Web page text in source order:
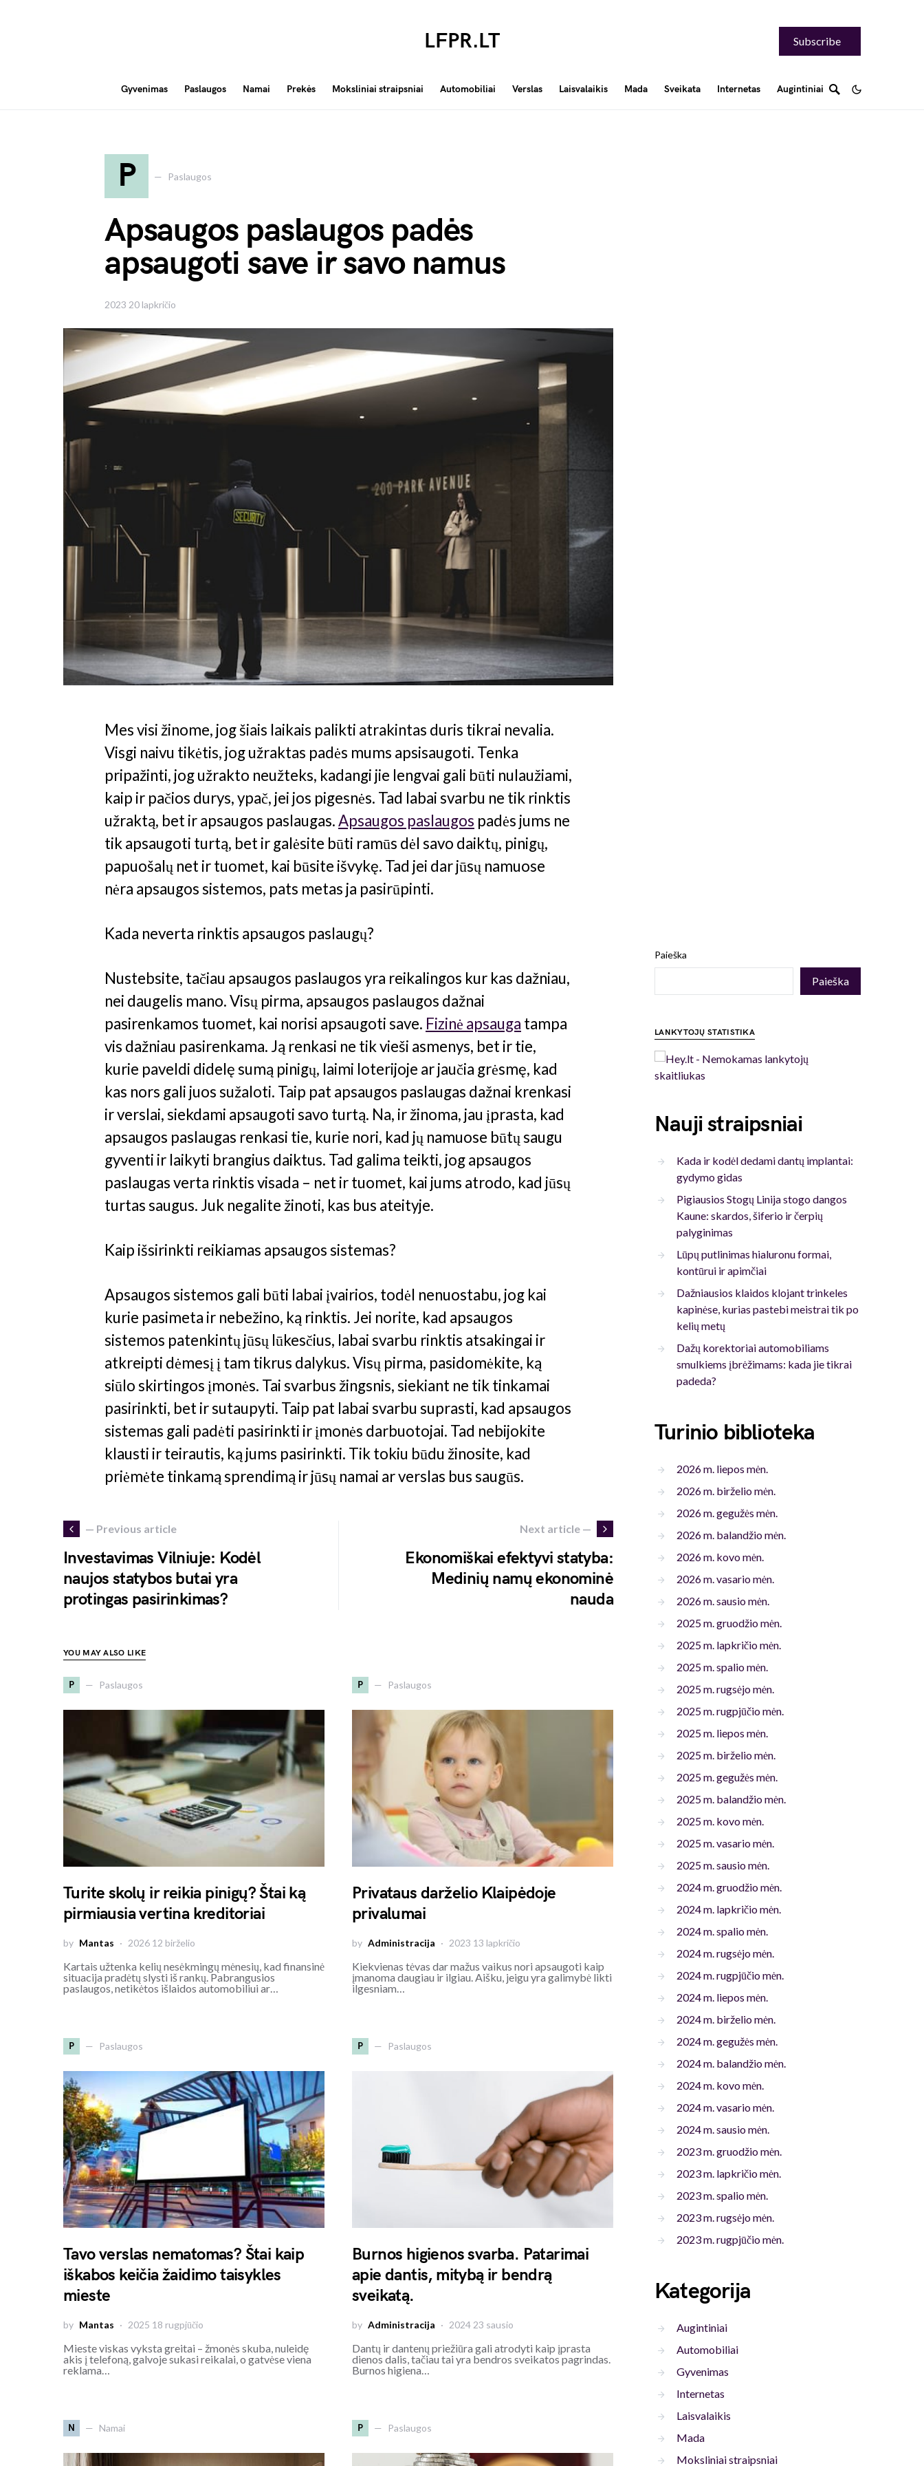
LFPR.LT Subscribe
Gyvenimas Paslaugos Namai Prekės Moksliniai straipsniai Automobiliai Verslas Laisvalaikis Mada Sveikata Internetas Augintiniai
P Paslaugos
Apsaugos paslaugos padės
apsaugoti save ir savo namus
2023 20 lapkričio
Mes visi žinome, jog šiais laikais palikti atrakintas duris tikrai nevalia.
Visgi naivu tikėtis, jog užraktas padės mums apsisaugoti. Tenka
pripažinti, jog užrakto neužteks, kadangi jie lengvai gali būti nulaužiami,
kaip ir pačios durys, ypač, jei jos pigesnės. Tad labai svarbu ne tik rinktis
užraktą, bet ir apsaugos paslaugas.Apsaugos paslaugos padės jums ne
tik apsaugoti turtą, bet ir galėsite būti ramūs dėl savo daiktų, pinigų,
papuošalų net ir tuomet, kai būsite išvykę. Tad jei dar jūsų namuose
nėra apsaugos sistemos, pats metas ja pasirūpinti.
Kada neverta rinktis apsaugos paslaugų?
Nustebsite, tačiau apsaugos paslaugos yra reikalingos kur kas dažniau,
nei daugelis mano. Visų pirma, apsaugos paslaugos dažnai
pasirenkamos tuomet, kai norisi apsaugoti save. Fizinė apsauga tampa
vis dažniau pasirenkama. Ją renkasi ne tik vieši asmenys, bet ir tie,
kurie paveldi didelę sumą pinigų, laimi loterijoje ar jaučia grėsmę, kad
kas nors gali juos sužaloti. Taip pat apsaugos paslaugas dažnai krenkasi
ir verslai, siekdami apsaugoti savo turtą. Na, ir žinoma, jau įprasta, kad
apsaugos paslaugas renkasi tie, kurie nori, kad jų namuose būtų saugu
gyventi ir laikyti brangius daiktus. Tad galima teikti, jog apsaugos
paslaugas verta rinktis visada – net ir tuomet, kai jums atrodo, kad jūsų
turtas saugus. Juk negalite žinoti, kas bus ateityje.
Kaip išsirinkti reikiamas apsaugos sistemas?
Apsaugos sistemos gali būti labai įvairios, todėl nenuostabu, jog kai
kurie pasimeta ir nebežino, ką rinktis. Jei norite, kad apsaugos
sistemos patenkintų jūsų lūkesčius, labai svarbu rinktis atsakingai ir
atkreipti dėmesį į tam tikrus dalykus. Visų pirma, pasidomėkite, ką
siūlo skirtingos įmonės. Tai svarbus žingsnis, siekiant ne tik tinkamai
pasirinkti, bet ir sutaupyti. Taip pat labai svarbu suprasti, kad apsaugos
sistemas gali padėti pasirinkti ir įmonės darbuotojai. Tad nebijokite
klausti ir teirautis, ką jums pasirinkti. Tik tokiu būdu žinosite, kad
priėmėte tinkamą sprendimą ir jūsų namai ar verslas bus saugūs.
— Previous article
Investavimas Vilniuje: Kodėl
naujos statybos butai yra
protingas pasirinkimas?
Next article —
Ekonomiškai efektyvi statyba:
Medinių namų ekonominė
nauda
YOU MAY ALSO LIKE
P Paslaugos
Turite skolų ir reikia pinigų? Štai ką
pirmiausia vertina kreditoriai
by Mantas 2026 12 birželio
Kartais užtenka kelių nesėkmingų mėnesių, kad finansinė
situacija pradėtų slysti iš rankų. Pabrangusios
paslaugos, netikėtos išlaidos automobiliui ar…
P Paslaugos
Privataus darželio Klaipėdoje
privalumai
by Administracija 2023 13 lapkričio
Kiekvienas tėvas dar mažus vaikus nori apsaugoti kaip
įmanoma daugiau ir ilgiau. Aišku, jeigu yra galimybė likti
ilgesniam…
P Paslaugos
Tavo verslas nematomas? Štai kaip
iškabos keičia žaidimo taisykles
mieste
by Mantas 2025 18 rugpjūčio
Mieste viskas vyksta greitai – žmonės skuba, nuleidę
akis į telefoną, galvoje sukasi reikalai, o gatvėse viena
reklama…
P Paslaugos
Burnos higienos svarba. Patarimai
apie dantis, mitybą ir bendrą
sveikatą.
by Administracija 2024 23 sausio
Dantų ir dantenų priežiūra gali atrodyti kaip įprasta
dienos dalis, tačiau tai yra bendros sveikatos pagrindas.
Burnos higiena…
N Namai P Paslaugos
Paieška
Paieška
LANKYTOJŲ STATISTIKA
Nauji straipsniai
Kada ir kodėl dedami dantų implantai:
gydymo gidas
Pigiausios Stogų Linija stogo dangos
Kaune: skardos, šiferio ir čerpių
palyginimas
Lūpų putlinimas hialuronu formai,
kontūrui ir apimčiai
Dažniausios klaidos klojant trinkeles
kapinėse, kurias pastebi meistrai tik po
kelių metų
Dažų korektoriai automobiliams
smulkiems įbrėžimams: kada jie tikrai
padeda?
Turinio biblioteka
2026 m. liepos mėn.
2026 m. birželio mėn.
2026 m. gegužės mėn.
2026 m. balandžio mėn.
2026 m. kovo mėn.
2026 m. vasario mėn.
2026 m. sausio mėn.
2025 m. gruodžio mėn.
2025 m. lapkričio mėn.
2025 m. spalio mėn.
2025 m. rugsėjo mėn.
2025 m. rugpjūčio mėn.
2025 m. liepos mėn.
2025 m. birželio mėn.
2025 m. gegužės mėn.
2025 m. balandžio mėn.
2025 m. kovo mėn.
2025 m. vasario mėn.
2025 m. sausio mėn.
2024 m. gruodžio mėn.
2024 m. lapkričio mėn.
2024 m. spalio mėn.
2024 m. rugsėjo mėn.
2024 m. rugpjūčio mėn.
2024 m. liepos mėn.
2024 m. birželio mėn.
2024 m. gegužės mėn.
2024 m. balandžio mėn.
2024 m. kovo mėn.
2024 m. vasario mėn.
2024 m. sausio mėn.
2023 m. gruodžio mėn.
2023 m. lapkričio mėn.
2023 m. spalio mėn.
2023 m. rugsėjo mėn.
2023 m. rugpjūčio mėn.
Kategorija
Augintiniai
Automobiliai
Gyvenimas
Internetas
Laisvalaikis
Mada
Moksliniai straipsniai